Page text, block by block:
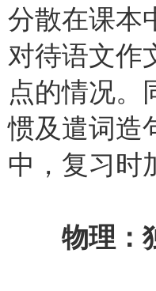
分散在课本
对待语文作
点的情况。
惯及遣词造
中，复习时
物理：独